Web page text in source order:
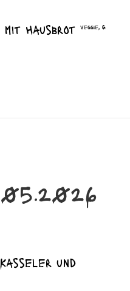
mit Hausbrot
veggie, G
und